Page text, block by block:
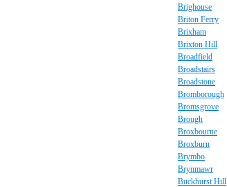
Brighouse
Briton Ferry
Brixham
Brixton Hill
Broadfield
Broadstairs
Broadstone
Bromborough
Bromsgrove
Brough
Broxbourne
Broxburn
Brymbo
Brynmawr
Buckhurst Hill